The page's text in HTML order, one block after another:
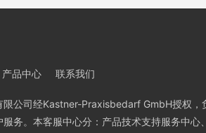
产品中心 联系我们
限公司经Kastner-Praxisbedarf GmbH授权，
务。本客服中心分：产品技术支持服务中心